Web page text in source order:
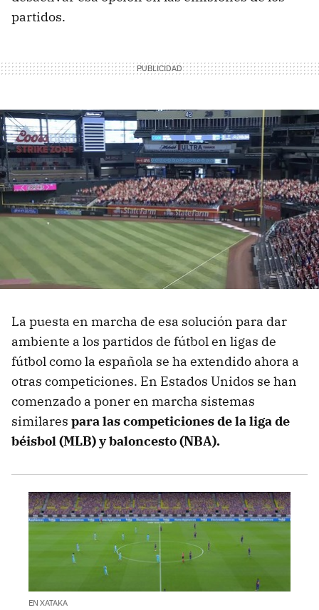
partidos.
La puesta en marcha de esa solución para dar
ambiente a los partidos de fútbol en ligas de
fútbol como la española se ha extendido ahora a
otras competiciones. En Estados Unidos se han
comenzado a poner en marcha sistemas
similares para las competiciones de la liga de
béisbol (MLB) y baloncesto (NBA).
EN XATAKA